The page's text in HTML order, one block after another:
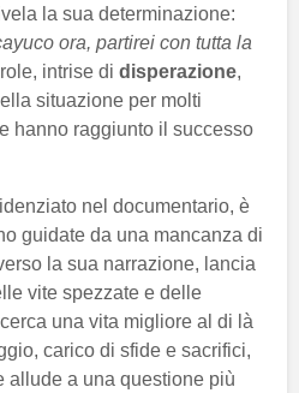
la sua determinazione:
ora, partirei con tutta la
intrise di disperazione,
situazione per molti
hanno raggiunto il successo
nel documentario, è
guidate da una mancanza di
la sua narrazione, lancia
vite spezzate e delle
una vita migliore al di là
carico di sfide e sacrifici,
allude a una questione più